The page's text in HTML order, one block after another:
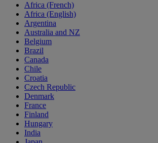
Africa (French)
Africa (English)
Argentina
Australia and NZ
Belgium
Brazil
Canada
Chile
Croatia
Czech Republic
Denmark
France
Finland
Hungary
India